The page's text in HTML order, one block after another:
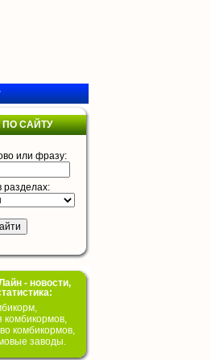
САЙТУ
или фразу:
разделах:
- новости,
комбикормов,
комбикормов,
заводы.